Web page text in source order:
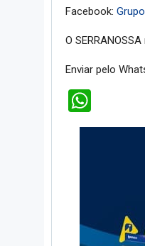
Facebook:
O
Enviar pelo